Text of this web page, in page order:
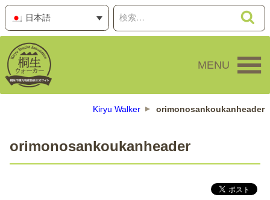
コ
テ
ツ
へ
ス
日本語
検
索:
MENU
Kiryu Walker orimonosankoukanheader
orimonosankoukanheader